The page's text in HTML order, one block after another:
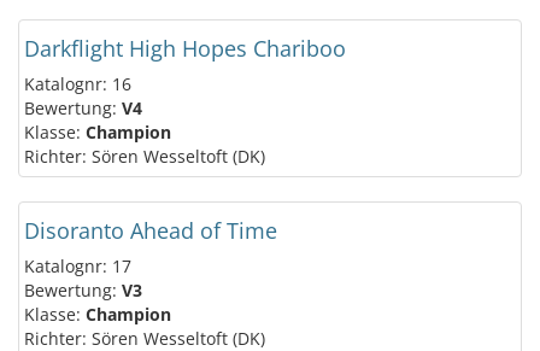
Darkflight High Hopes Chariboo
Katalognr: 16
Bewertung: V4
Klasse: Champion
Richter: Sören Wesseltoft (DK)
Disoranto Ahead of Time
Katalognr: 17
Bewertung: V3
Klasse: Champion
Richter: Sören Wesseltoft (DK)